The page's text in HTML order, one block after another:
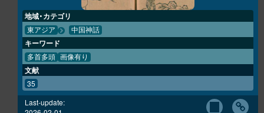
地域・カテゴリ
東アジア 中国神話
キーワード
多首多頭 画像有り
文献
35
Last-update: